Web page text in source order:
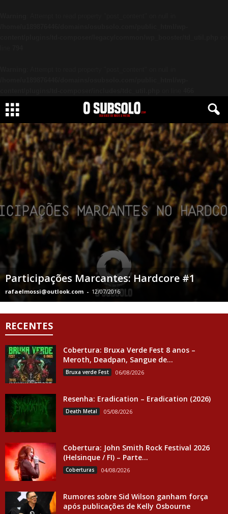
Participações Marcantes: Hardcore #1
rafaelmossi@outlook.com - 12/07/2016
RECENTES
Cobertura: Bruxa Verde Fest 8 anos –
Meroth, Deadpan, Sangue de...
Bruxa verde Fest 06/08/2026
Resenha: Eradication – Eradication (2026)
Death Metal 05/08/2026
Cobertura: John Smith Rock Festival 2026
(Helsinque / FI) – Parte...
Coberturas 04/08/2026
Rumores sobre Sid Wilson ganham força
após publicações de Kelly Osbourne